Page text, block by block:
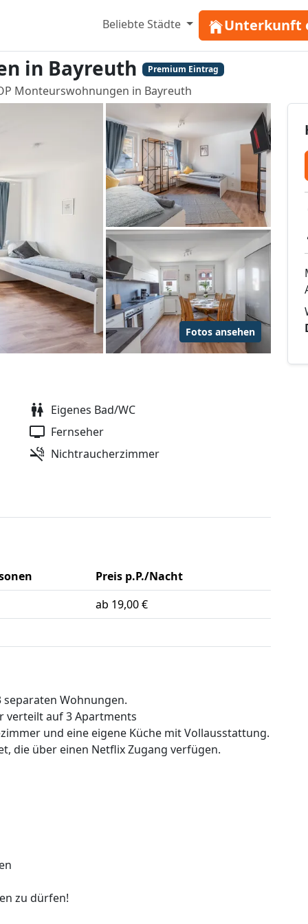
Beliebte Städte Unterkunft
in Bayreuth Premium Eintrag
Monteurswohnungen in Bayreuth
Fotos ansehen
Eigenes Bad/WC
Fernseher
Nichtraucherzimmer
Preis p.P./Nacht
ab 19,00 €
Wohnungen.
verteilt auf 3 Apartments
und eine eigene Küche mit Vollausstattung.
die über einen Netflix Zugang verfügen.
zu dürfen!